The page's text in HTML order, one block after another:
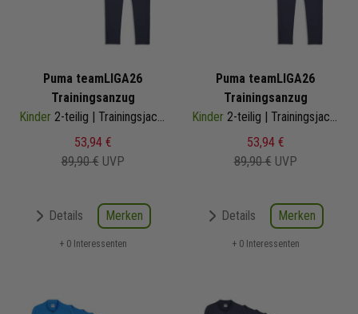
Puma teamLIGA26
Trainingsanzug
Kinder 2-teilig | Trainingsjacke Trainingshose
53,94 €
89,90 € UVP
Details Merken
+ 0 Interessenten
Puma teamLIGA26
Trainingsanzug
Kinder 2-teilig | Trainingsjacke Trainingshose
53,94 €
89,90 € UVP
Details Merken
+ 0 Interessenten